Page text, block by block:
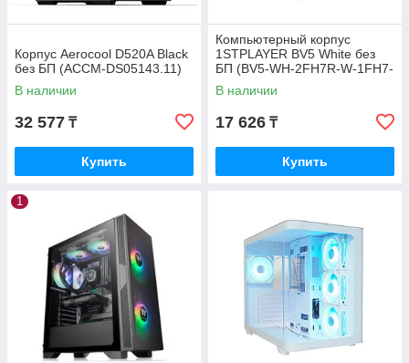
Корпус Aerocool D520A Black
без БП (ACCM-DS05143.11)
В наличии
32 577 ₸
Купить
Компьютерный корпус
1STPLAYER BV5 White без
БП (BV5-WH-2FH7R-W-1FH7-
W)
В наличии
17 626 ₸
Купить
1